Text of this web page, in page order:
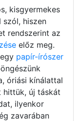
kisgyermekes
szól, hiszen
rendszerint az
előz meg.
papír-írószer
óriási kínálattal
hittük, új táskát
ilyenkor
zavarában